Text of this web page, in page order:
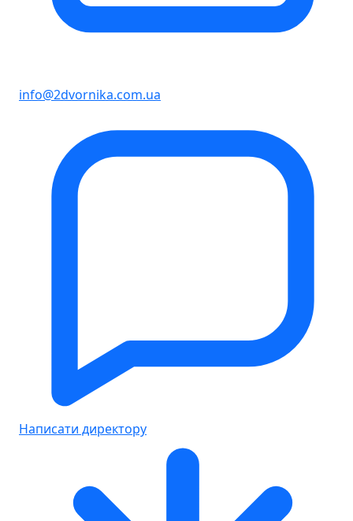
info@2dvornika.com.ua
Написати директору